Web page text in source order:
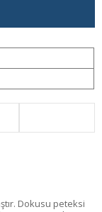
Dokusu peteksi